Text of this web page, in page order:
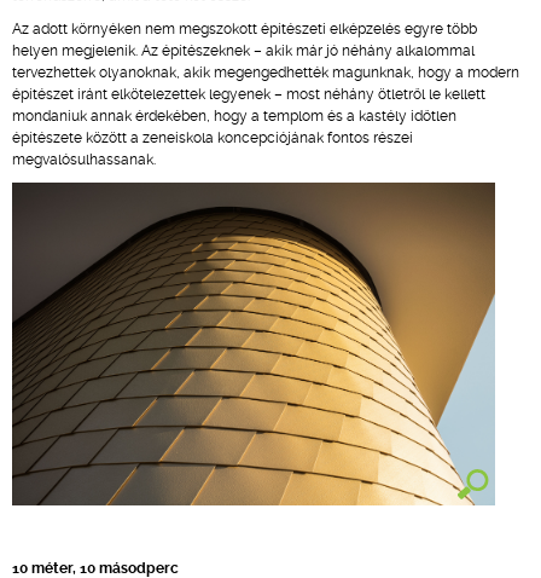
Az adott környéken nem megszokott építészeti elképzelés egyre több
helyen megjelenik. Az építészeknek – akik már jó néhány alkalommal
tervezhettek olyanoknak, akik megengedhették magunknak, hogy a modern
építészet iránt elkötelezettek legyenek – most néhány ötletről le kellett
mondaniuk annak érdekében, hogy a templom és a kastély időtlen
építészete között a zeneiskola koncepciójának fontos részei
megvalósulhassanak.
10 méter, 10 másodperc